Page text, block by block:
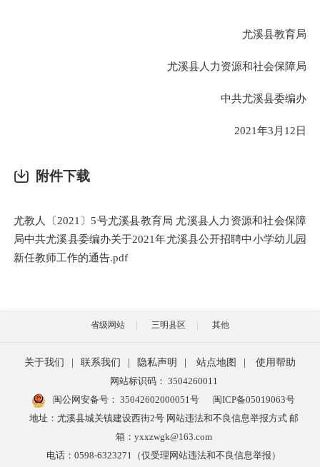
尤溪县教育局
尤溪县人力资源和社会保障局
中共尤溪县委编办
2021年3月12日
附件下载
尤教人〔2021〕5号尤溪县教育局 尤溪县人力资源和社会保障
局中共尤溪县委编办关于2021年尤溪县公开招聘中小学幼儿园
新任教师工作的通告.pdf
省级网站 三明县区 其他
关于我们 联系我们 隐私声明 站点地图
使用帮助
网站标识码： 3504260011
闽公网安备号： 35042602000051号
闽ICP备05019063号
地址：尤溪县城关镇建设西街2号 网站违法和不良信息举报方式 邮
箱：yxxzwgk@163.com
电话：0598-6323271（仅受理网站违法和不良信息举报）